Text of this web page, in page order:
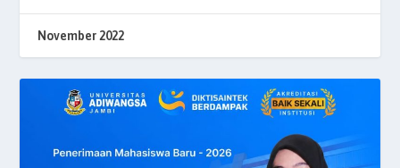
November 2022